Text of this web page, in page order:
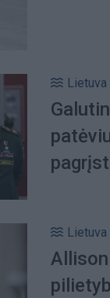
Lietuva
Lietuva